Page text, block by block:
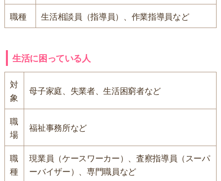
職種
生活相談員（指導員）、作業指導員など
生活に困っている人
対
象
母子家庭、失業者、生活困窮者など
職
場
福祉事務所など
職
種
現業員（ケースワーカー）、査察指導員（スーパ
ーバイザー）、専門職員など